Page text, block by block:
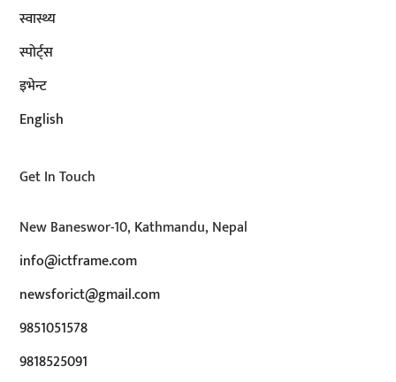
स्वास्थ्य
स्पोर्ट्स
इभेन्ट
English
Get In Touch
New Baneswor-10, Kathmandu, Nepal
info@ictframe.com
newsforict@gmail.com
9851051578
9818525091